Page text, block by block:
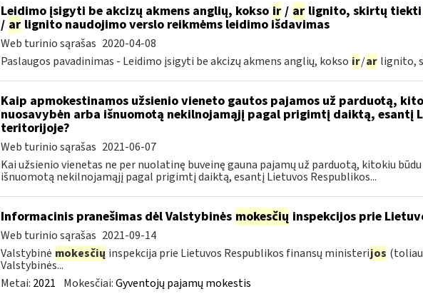
Leidimo įsigyti be akcizų akmens anglių, kokso ir/ arlignito, skirtų tiekti
/ arlignito naudojimo verslo reikmėms leidimo išdavimas
Web turinio sąrašas 2020-04-08
Paslaugos pavadinimas - Leidimo įsigyti be akcizų akmens anglių, kokso ir/ar lignito,
Kaip apmokestinamos užsienio vieneto gautos pajamos už parduotą,
nuosavybėn arba išnuomotą nekilnojamąjį pagal prigimtį daiktą, esantį
teritorijoje?
Web turinio sąrašas 2021-06-07
Kai užsienio vienetas ne per nuolatinę buveinę gauna pajamų už parduotą, kitokiu
išnuomotą nekilnojamąjį pagal prigimtį daiktą, esantį Lietuvos Respublikos...
Informacinis pranešimas dėl Valstybinės mokesčių inspekcijos prie
Web turinio sąrašas 2021-09-14
Valstybinė mokesčių inspekcija prie Lietuvos Respublikos finansų ministerijos (toliau
Valstybinės...
Metai: 2021 Mokesčiai:Gyventojų pajamų mokestis